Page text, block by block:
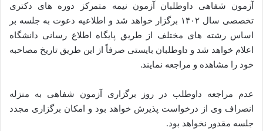
آزمون شفاهی داوطلبان آزمون نیمه متمرکز دوره های دکتری
تخصصی سال ۱۴٠٢ برگزار خواهد شد و اطلاعیه دعوت به جلسه بر
اساس رشته های مختلف از طریق پایگاه اطلاع رسانی دانشگاه
اعلام خواهد شد و داوطلبان بایستی صرفاً از این طریق تاریخ مصاحبه
خود را مشاهده و مراجعه نمایند.
عدم مراجعه داوطلب در روز برگزاری آزمون شفاهی به منزله
انصراف وی از درخواست پذیرش خواهد بود و امکان برگزاری مجدد
جلسه مقدور نخواهد بود.